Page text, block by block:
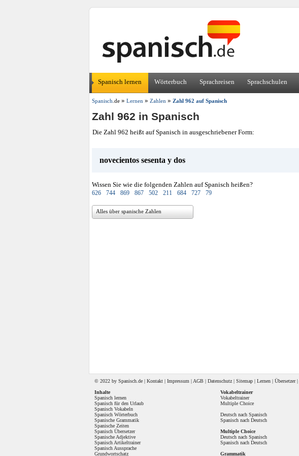
Spanisch lernen Wörterbuch Sprachreisen Sprachschulen
Spanisch .de » Lernen » Zahlen » Zahl 962 auf Spanisch
Zahl 962 in Spanisch
Die Zahl 962 heißt auf Spanisch in ausgeschriebener Form:
novecientos sesenta y dos
Wissen Sie wie die folgenden Zahlen auf Spanisch heißen?
626 744 869 867 502 211 684 727 79
Alles über spanische Zahlen
© 2022 by Spanisch .de | Kontakt | Impressum | AGB | Datenschutz | Sitemap | Lernen | Übersetzer|
Inhalte
Spanisch lernen
Spanisch für den Urlaub
Spanisch Vokabeln
Spanisch Wörterbuch
Spanische Grammatik
Spanische Zeiten
Spanisch Übersetzer
Spanische Adjektive
Spanisch Artikeltrainer
Spanisch Aussprache
Grundwortschatz
Vokabeltrainer
Vokabeltrainer
Multiple Choice
Deutsch nach Spanisch
Spanisch nach Deutsch
Multiple Choice
Deutsch nach Spanisch
Spanisch nach Deutsch
Grammatik